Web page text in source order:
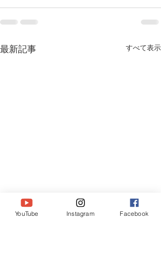
最新記事 すべて表示
YouTube Instagram Facebook